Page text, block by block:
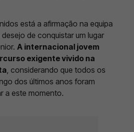
está a afirmação na equipa
de conquistar um lugar
A internacional jovem
exigente vivido na
, considerando que todos os
dos últimos anos foram
a este momento.